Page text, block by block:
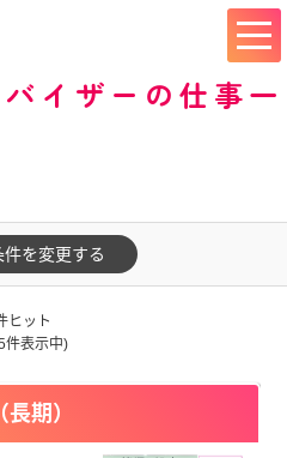
イザーの仕事一
件を変更する
ヒット
件表示中)
期）